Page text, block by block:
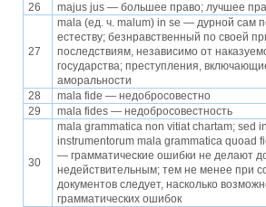
26
majus jus — большее право; лучшее
27
mala (ед. ч. malum) in se — дурной сам
естеству; безнравственный по своей
последствиям, независимо от
государства; преступления,
аморальности
28
mala fide — недобросовестно
29
mala fides — недобросовестность
30
mala grammatica non vitiat chartam; sed
instrumentorum mala grammatica quoad
— грамматические ошибки не делают
недействительным; тем не менее при
документов следует, насколько
грамматических ошибок